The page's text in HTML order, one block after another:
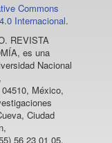
Commons
Internacional.
REVISTA
, es una
Nacional
México,
Ciudad
56 23 01 05,